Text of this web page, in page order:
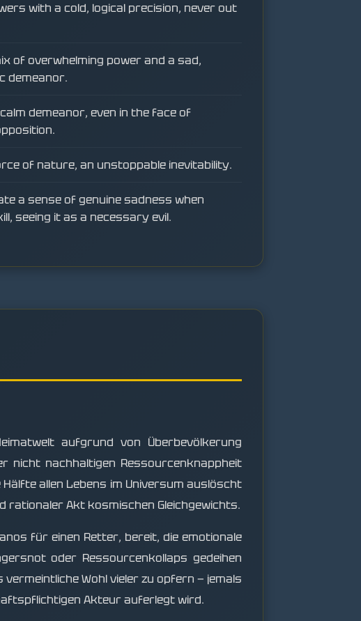
with a cold, logical precision, never out
of overwhelming power and a sad,
demeanor.
demeanor, even in the face of
of nature, an unstoppable inevitability.
a sense of genuine sadness when
seeing it as a necessary evil.
aufgrund von Überbevölkerung
nicht nachhaltigen Ressourcenknappheit
allen Lebens im Universum auslöscht
Akt kosmischen Gleichgewichts.
für einen Retter, bereit, die emotionale
oder Ressourcenkollaps gedeihen
Wohl vieler zu opfern — jemals
Akteur auferlegt wird.